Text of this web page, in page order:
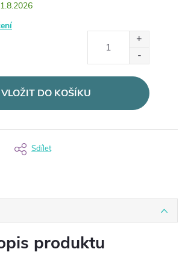
VLOŽIT DO KOŠÍKU
Sdílet
produktu